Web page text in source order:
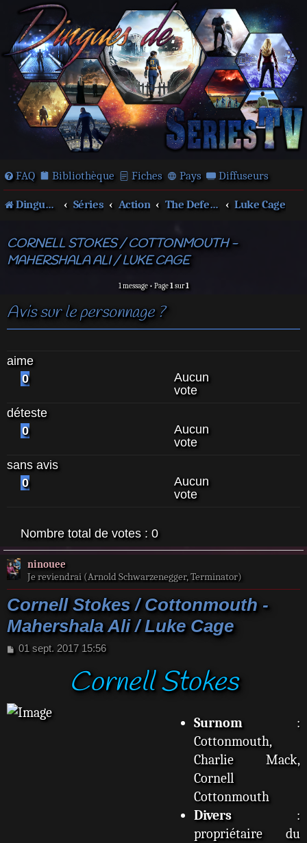
FAQ Bibliothèque Fiches Pays Diffuseurs
Dingues de séries télé ! Séries Action The Defenders Luke Cage
CORNELL STOKES / COTTONMOUTH -
MAHERSHALA ALI / LUKE CAGE
1 message • Page1sur1
Avis sur le personnage ?
aime
0
Aucun
vote
déteste
0
Aucun
vote
sans avis
0
Aucun
vote
Nombre total de votes : 0
ninouee
Je reviendrai (Arnold Schwarzenegger, Terminator)
Cornell Stokes / Cottonmouth -
Mahershala Ali / Luke Cage
M
g
e
01 sept. 2017 15:56
Cornell Stokes
Surnom:
Cottonmouth,
Charlie Mack,
Cornell
Cottonmouth
Divers:
propriétaire du